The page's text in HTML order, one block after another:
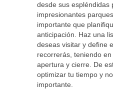
desde sus espléndidas
impresionantes
importante que
anticipación. Haz una
deseas visitar y define
recorrerás, teniendo
apertura y cierre. De
optimizar tu tiempo y
importante.